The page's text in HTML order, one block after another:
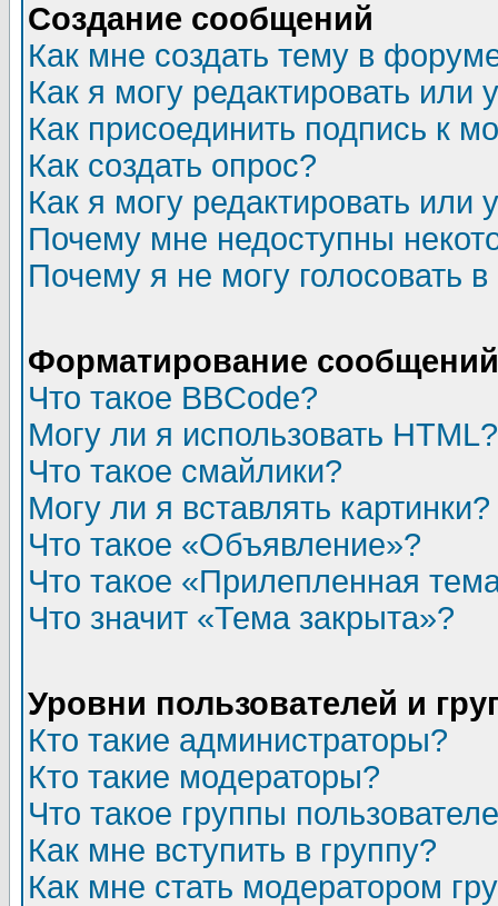
Создание сообщений
Как мне создать тему в
Как я могу редактировать или
Как присоединить подпись к
Как создать опрос?
Как я могу редактировать или
Почему мне недоступны
Почему я не могу голосовать
Форматирование
Что такое BBCode?
Могу ли я использовать HTML?
Что такое смайлики?
Могу ли я вставлять картинки?
Что такое «Объявление»?
Что такое «Прилепленная
Что значит «Тема закрыта»?
Уровни пользователей и
Кто такие администраторы?
Кто такие модераторы?
Что такое группы
Как мне вступить в группу?
Как мне стать модератором